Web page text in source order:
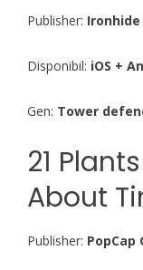
Publisher:
Disponibil: iOS +
Gen: Tower
21
About
Publisher: PopCap